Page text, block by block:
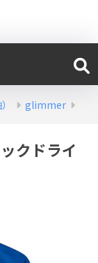
glimmer
クドライ